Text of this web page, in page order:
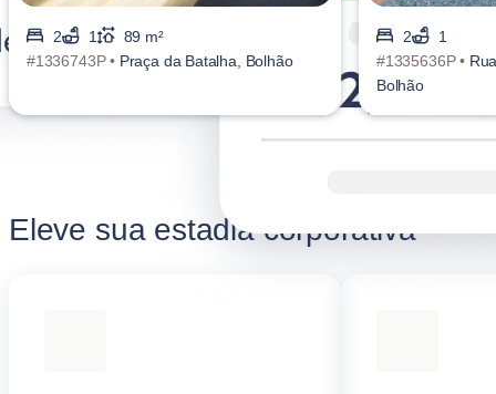
2 1
89 m²
#1336743P • Praça da Batalha, Bolhão
2
1
#1335636P •
Bolhão
Eleve sua estadia corporativa